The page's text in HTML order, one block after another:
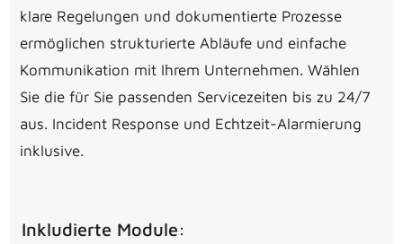
klare Regelungen und dokumentierte Prozesse
ermöglichen strukturierte Abläufe und einfache
Kommunikation mit Ihrem Unternehmen. Wählen
Sie die für Sie passenden Servicezeiten bis zu 24/7
aus. Incident Response und Echtzeit-Alarmierung
inklusive.
Inkludierte Module: